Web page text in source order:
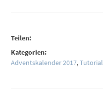
Teilen:
Kategorien:
Adventskalender 2017,Tutorial